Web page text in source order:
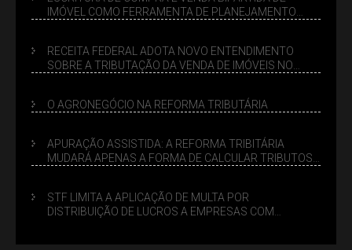
IMÓVEL COMO FERRAMENTA DE PLANEJAMENTO
RECEITA FEDERAL ADOTA NOVO ENTENDIMENTO
SOBRE A TRIBUTAÇÃO DA VENDA DE IMÓVEIS NO
O AGRONEGÓCIO NA REFORMA TRIBUTÁRIA
APURAÇÃO ASSISTIDA: A REFORMA TRIBITÁRIA
MUDARÁ APENAS A FORMA DE CALCULAR TRIBUTOS
STF LIMITA A APLICAÇÃO DE MULTA POR
DISTRIBUIÇÃO DE LUCROS A EMPRESAS COM